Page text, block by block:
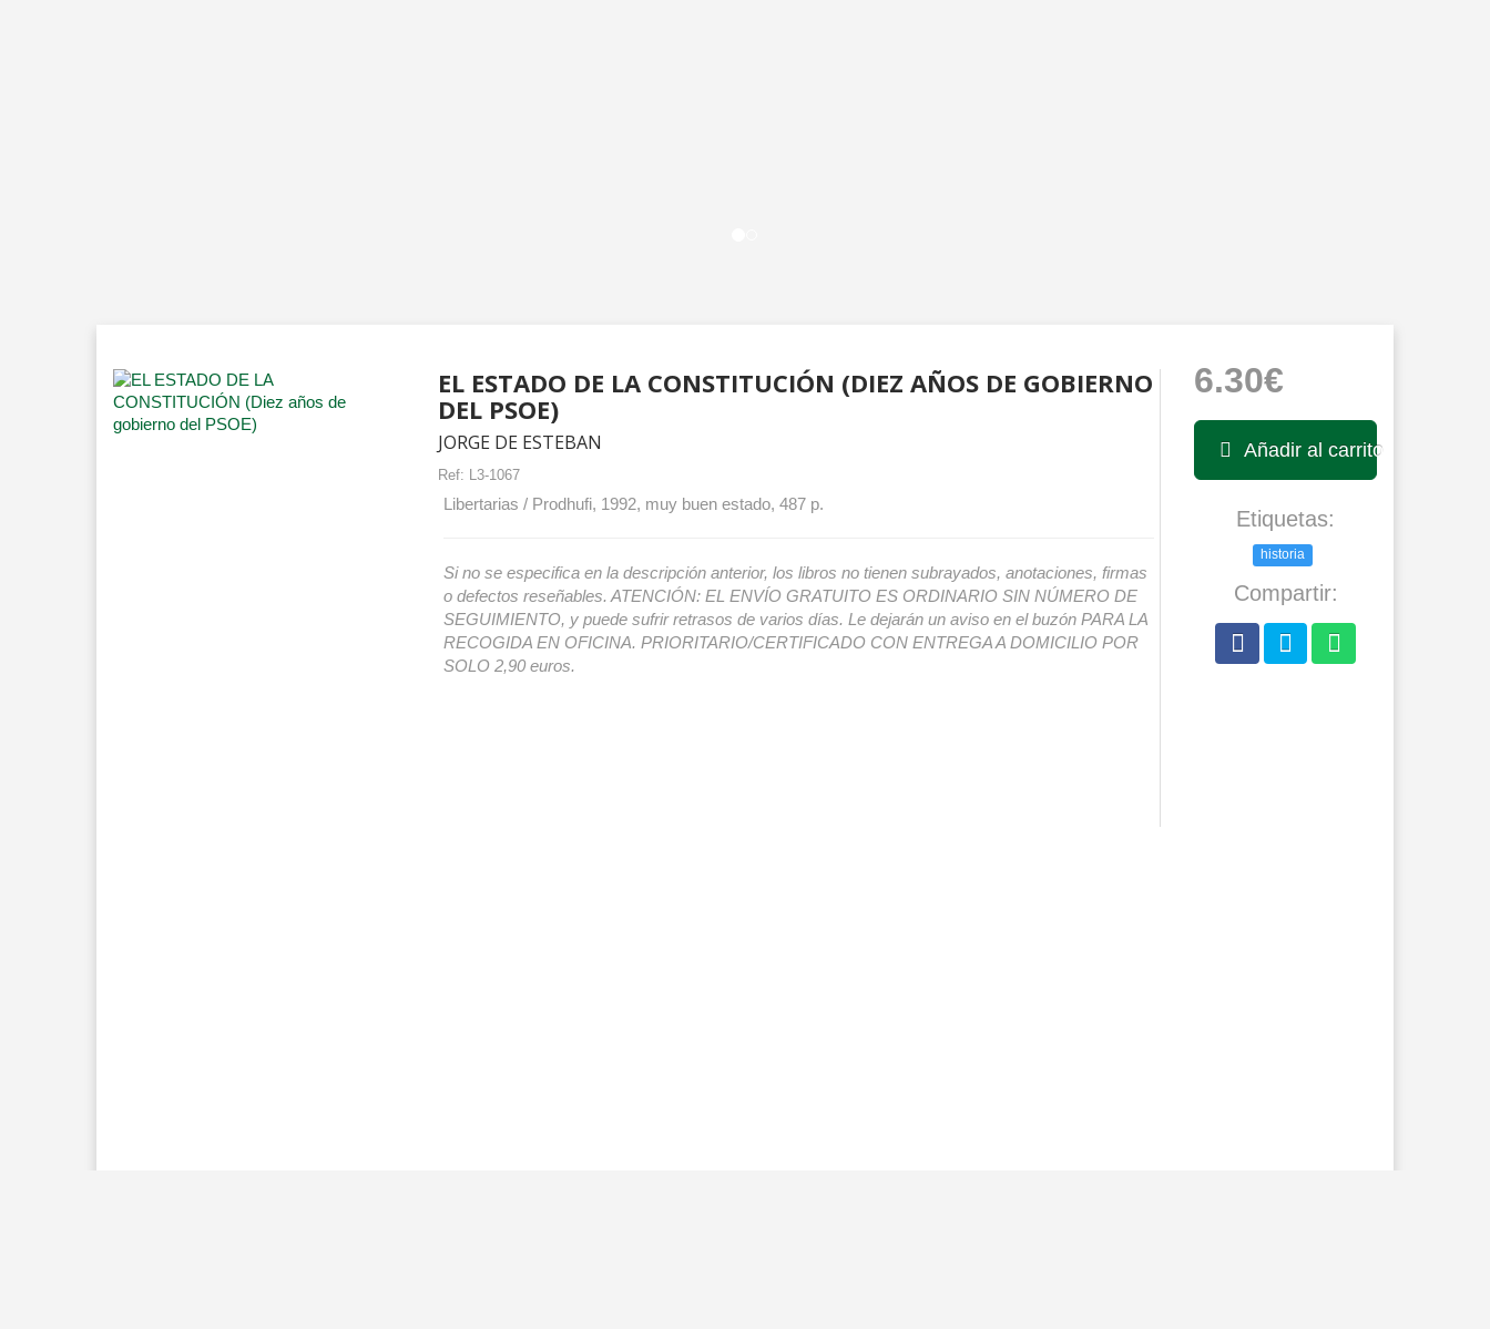
EL ESTADO DE LA CONSTITUCIÓN (DIEZ AÑOS DE GOBIERNO
DEL PSOE)
JORGE DE ESTEBAN
Ref: L3-1067
Libertarias / Prodhufi, 1992, muy buen estado, 487 p.
Si no se especifica en la descripción anterior, los libros no tienen subrayados, anotaciones, firmas
o defectos reseñables. ATENCIÓN: EL ENVÍO GRATUITO ES ORDINARIO SIN NÚMERO DE
SEGUIMIENTO, y puede sufrir retrasos de varios días. Le dejarán un aviso en el buzón PARA LA
RECOGIDA EN OFICINA. PRIORITARIO/CERTIFICADO CON ENTREGA A DOMICILIO POR
SOLO 2,90 euros.
6.30€
Añadir al carrito
Etiquetas:
historia
Compartir: